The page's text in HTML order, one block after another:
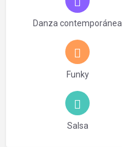
Danza contemporánea
Funky
Salsa